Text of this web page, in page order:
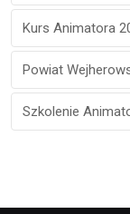
Kurs Animatora
Powiat
Szkolenie